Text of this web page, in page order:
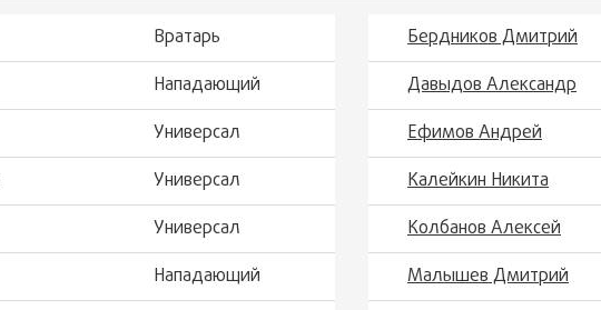
Вратарь
Нападающий
Универсал
Универсал
Универсал
Нападающий
Бердников Дмитрий
Давыдов Александр
Ефимов Андрей
Калейкин Никита
Колбанов Алексей
Малышев Дмитрий